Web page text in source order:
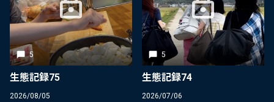
5
生態記録75
2026/08/05
5
生態記録74
2026/07/06